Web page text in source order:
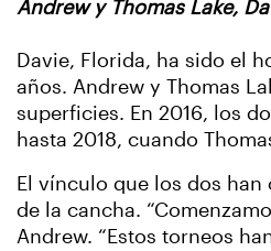
Andrew y Thomas Lake,
Davie, Florida, ha sido el
años. Andrew y Thomas
superficies. En 2016, los
hasta 2018, cuando
El vínculo que los dos
de la cancha.
Andrew. “Estos torneos